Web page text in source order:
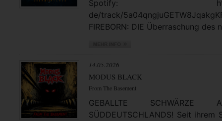
Spotify: https://
de/track/
FIREBORN: DIE Überraschung des
14.05.2026
MODUS BLACK
From The Basement
GEBALLTE
SÜDDEUTSCHLANDS! Seit